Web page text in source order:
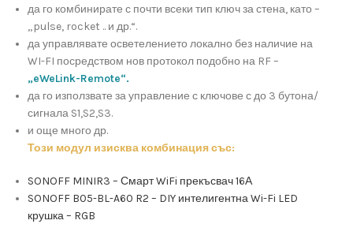
да го комбинирате с почти всеки тип ключ за стена, като –
„pulse, rocket .. и др.“.
да управлявате осветелението локално без наличие на
WI-FI посредством нов протокол подобно на RF –
„eWeLink-Remote“.
да го използвате за управление с ключове с до 3 бутона/
сигнала S1,S2,S3.
и още много др.
Този модул изисква комбинация със:
SONOFF MINIR3 – Смарт WiFi прекъсвач 16А
SONOFF B05-BL-A60 R2 – DIY интелигентна Wi-Fi LED
крушка – RGB